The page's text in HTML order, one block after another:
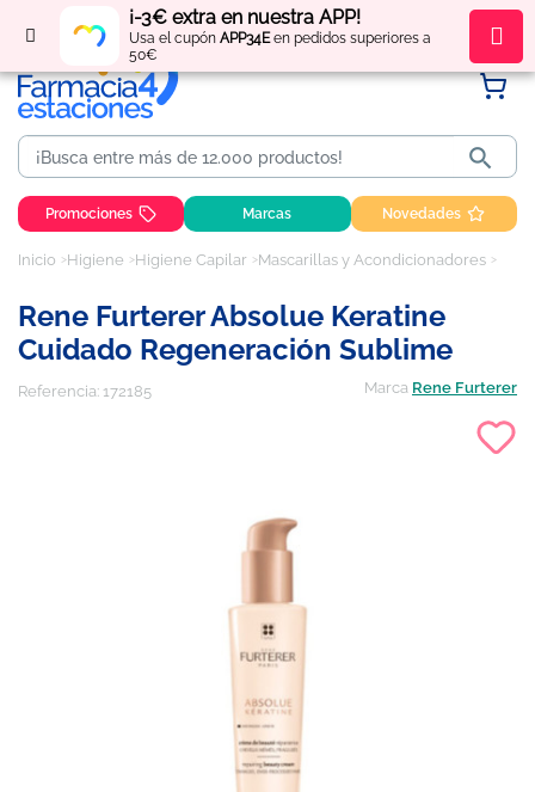
¡-3€ extra en nuestra APP!
Usa el cupón APP34Een pedidos superiores a
50€
Regístratey obténpuntos por tus compras

Promociones Marcas Novedades
Inicio Higiene Higiene Capilar Mascarillas y Acondicionadores
Rene Furterer Absolue Keratine
Cuidado Regeneración Sublime
Referencia: 172185 Marca Rene Furterer